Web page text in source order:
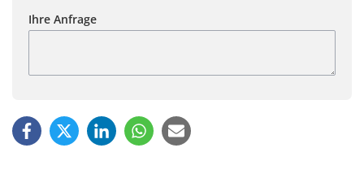
Ihre Anfrage